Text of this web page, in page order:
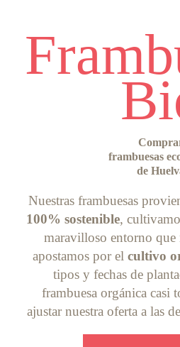
frambuesas
de
Nuestras frambuesas
100% sostenible,
maravilloso entorno que
apostamos por el cultivo
tipos y fechas de
frambuesa orgánica casi
ajustar nuestra oferta a las